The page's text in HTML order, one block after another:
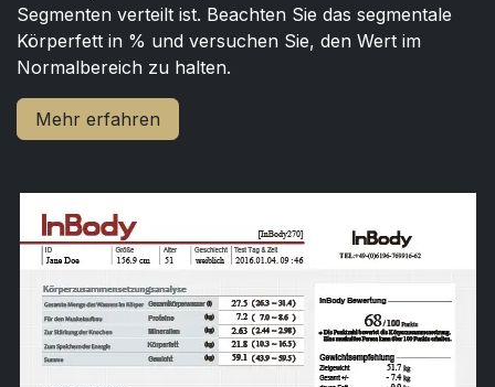
Segmenten verteilt ist. Beachten Sie das segmentale
Körperfett in % und versuchen Sie, den Wert im
Normalbereich zu halten.
Mehr erfahren